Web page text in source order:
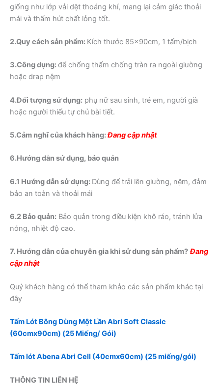
giống như lớp vải dệt thoáng khí, mang lại cảm giác thoải
mái và thấm hút chất lỏng tốt.
2.Quy cách sản phẩm: Kích thước 85x90cm, 1 tấm/bịch
3.Công dụng:để chống thấm chống tràn ra ngoài giường
hoặc drap nệm
4.Đối tượng sử dụng: phụ nữ sau sinh, trẻ em, người già
hoặc người thiếu tự chủ bài tiết.
5.Cảm nghĩ của khách hàng:Đang cập nhật
6.Hướng dẫn sử dụng, bảo quản
6.1 Hướng dẫn sử dụng: Dùng để trải lên giường, nệm, đảm
bảo an toàn và thoải mái
6.2 Bảo quản: Bảo quản trong điều kiện khô ráo, tránh lửa
nóng, nhiệt độ cao.
7. Hướng dẫn của chuyên gia khi sử dung sản phẩm? Đang
cập nhật
Quý khách hàng có thể tham khảo các sản phẩm khác tại
đây
Tấm Lót Bông Dùng Một Lần Abri Soft Classic
(60cmx90cm) (25 Miếng/ Gói)
Tấm lót Abena Abri Cell (40cmx60cm) (25 miếng/gói)
THÔNG TIN LIÊN HỆ